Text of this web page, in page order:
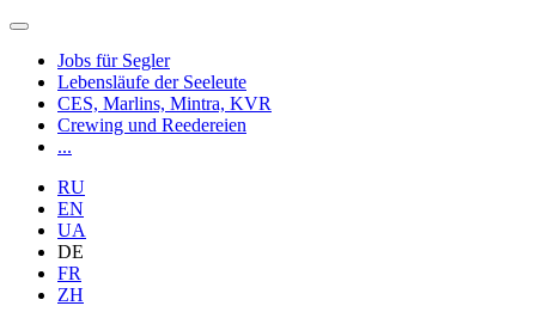
Jobs für Segler
Lebensläufe der Seeleute
CES, Marlins, Mintra, KVR
Crewing und Reedereien
...
RU
EN
UA
DE
FR
ZH